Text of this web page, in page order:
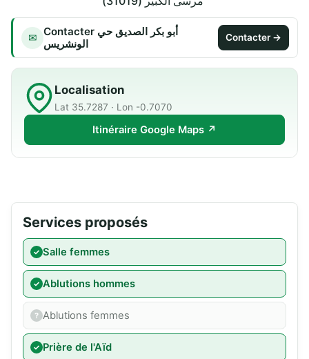
✉ Contacter أبو بكر الصديق حي
الونشريس
Contacter →
Localisation
Lat 35.7287 · Lon -0.7070
Itinéraire Google Maps ↗
Services proposés
Salle femmes
Ablutions hommes
Ablutions femmes
Prière de l'Aïd